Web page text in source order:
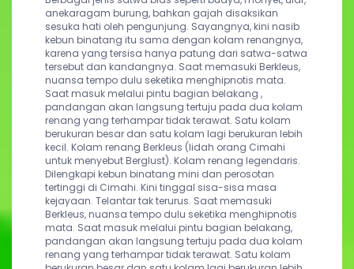
anekaragam burung, bahkan gajah disaksikan
sesuka hati oleh pengunjung. Sayangnya, kini nasib
kebun binatang itu sama dengan kolam renangnya,
karena yang tersisa hanya patung dari satwa-satwa
tersebut dan kandangnya. Saat memasuki Berkleus,
nuansa tempo dulu seketika menghipnotis mata.
Saat masuk melalui pintu bagian belakang ,
pandangan akan langsung tertuju pada dua kolam
renang yang terhampar tidak terawat. Satu kolam
berukuran besar dan satu kolam lagi berukuran lebih
kecil. Kolam renang Berkleus (lidah orang Cimahi
untuk menyebut Berglust). Kolam renang legendaris.
Dilengkapi kebun binatang mini dan perosotan
tertinggi di Cimahi. Kini tinggal sisa-sisa masa
kejayaan. Telantar tak terurus. Saat memasuki
Berkleus, nuansa tempo dulu seketika menghipnotis
mata. Saat masuk melalui pintu bagian belakang,
pandangan akan langsung tertuju pada dua kolam
renang yang terhampar tidak terawat. Satu kolam